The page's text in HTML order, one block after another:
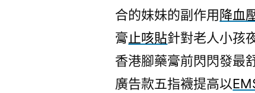
合的妹妹的副作用降血
膏止咳貼針對老人小孩
香港腳藥膏前閃閃發最
廣告款五指襪提高以